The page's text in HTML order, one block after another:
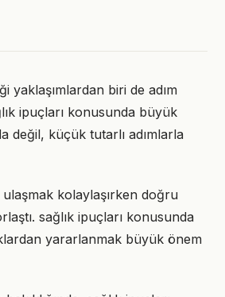
yaklaşımlardan biri de adım
ipuçları konusunda büyük
değil, küçük tutarlı adımlarla
kolaylaşırken doğru
sağlık ipuçları konusunda
yararlanmak büyük önem